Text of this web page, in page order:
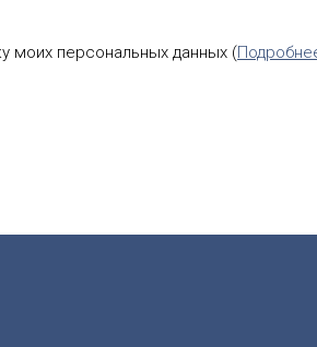
моих персональных данных (